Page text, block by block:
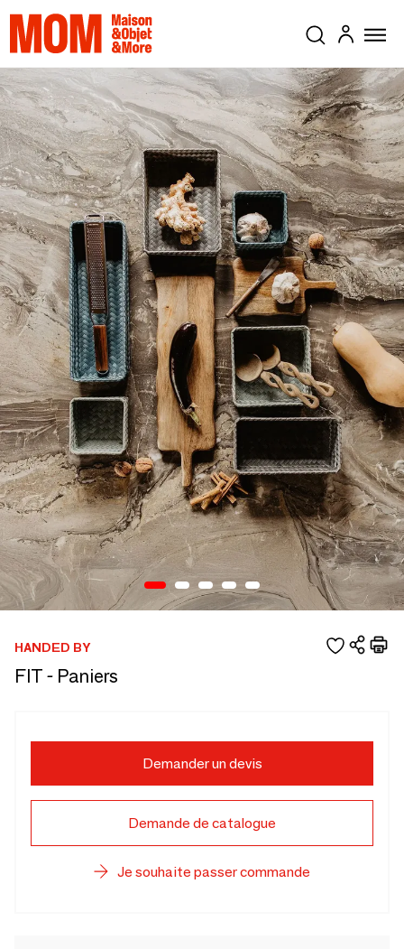
HANDED BY
FIT - Paniers
Demander un devis
Demande de catalogue
Je souhaite passer commande